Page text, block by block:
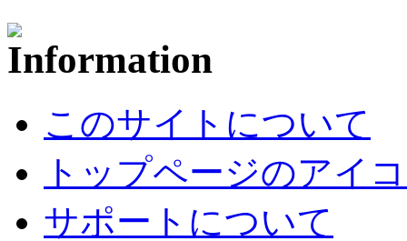
このサイトについて
トップページのアイ
サポートについて